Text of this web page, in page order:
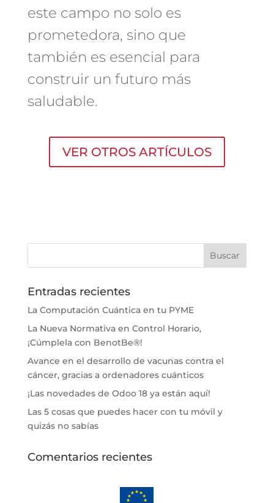
este campo no solo es
prometedora, sino que
también es esencial para
construir un futuro más
saludable.
VER OTROS ARTÍCULOS
Entradas recientes
La Computación Cuántica en tu PYME
La Nueva Normativa en Control Horario,
¡Cúmplela con BenotBe®!
Avance en el desarrollo de vacunas contra el
cáncer, gracias a ordenadores cuánticos
¡Las novedades de Odoo 18 ya están aquí!
Las 5 cosas que puedes hacer con tu móvil y
quizás no sabías
Comentarios recientes